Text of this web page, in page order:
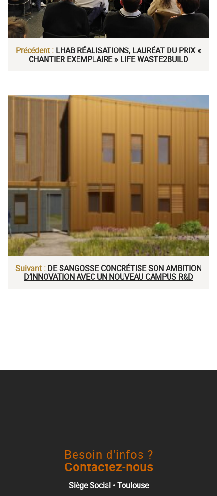
Précédent : LHAB RÉALISATIONS, LAURÉAT DU PRIX «
CHANTIER EXEMPLAIRE » LIFE WASTE2BUILD
Suivant : DE SANGOSSE CONCRÉTISE SON AMBITION
D’INNOVATION AVEC UN NOUVEAU CAMPUS R&D
Besoin d'infos ?
Contactez-nous
Siège Social • Toulouse